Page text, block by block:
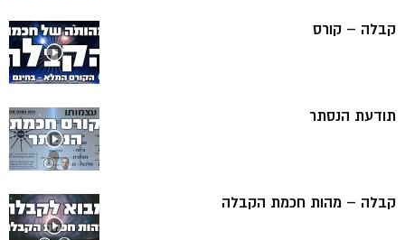
קבלה – קורס
תודעת הנסתר
קבלה – מהות חכמת הקבלה